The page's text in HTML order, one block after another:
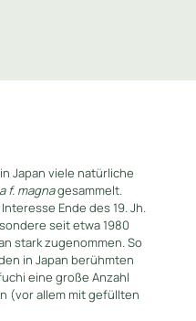
Japan viele natürliche
f. magnagesammelt.
Ende des 19. Jh.
seit etwa 1980
stark zugenommen. So
in Japan berühmten
eine große Anzahl
(vor allem mit gefüllten